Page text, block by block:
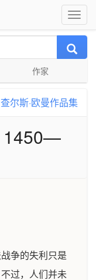
作家
查尔斯·欧曼作品集
1450—
争的失利只是
过，人们并未